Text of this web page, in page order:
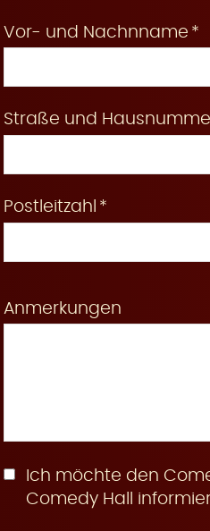
Vor- und Nachnname
Straße und
Postleitzahl
Anmerkungen
Ich möchte den
Comedy Hall